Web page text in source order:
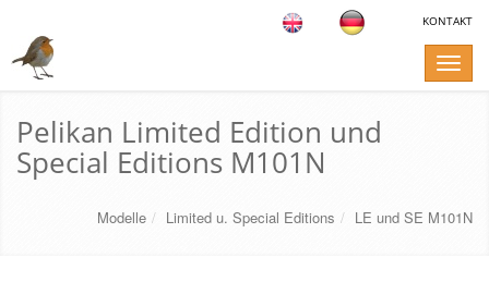
KONTAKT
Toggle
Pelikan Limited Edition und
Special Editions M101N
Modelle Limited u. Special Editions LE und SE M101N